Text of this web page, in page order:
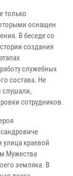
только
оснащен
В беседе со
создания
служебных
состава. Не
слушали,
сотрудников.
краевой
Мужества
земляка. В